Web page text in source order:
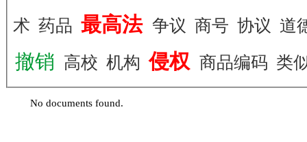
术 药品 最高法 争议 商号 协议 道
撤销 高校 机构 侵权 商品编码 类
No documents found.